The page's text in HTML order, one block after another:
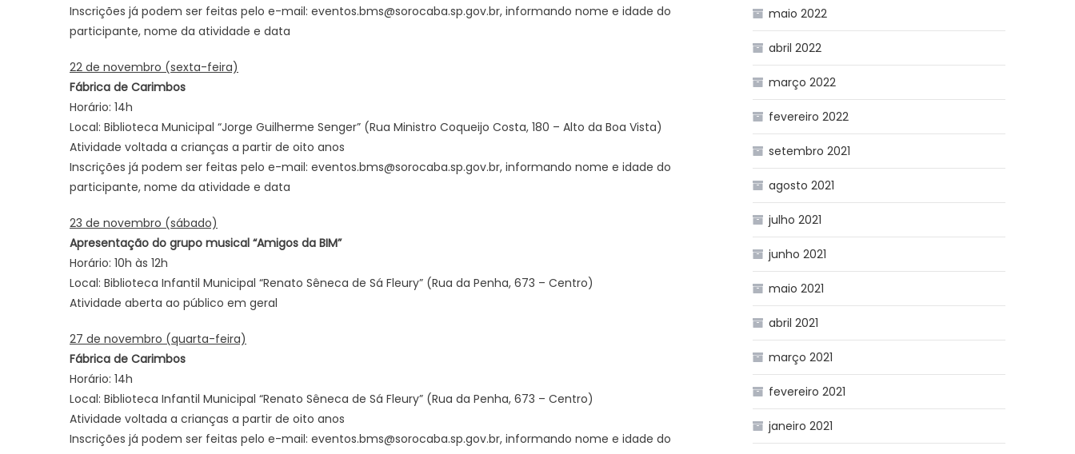
Inscrições já podem ser feitas pelo e-mail: eventos.bms@sorocaba.sp.gov.br, informando nome e idade do
participante, nome da atividade e data
22 de novembro (sexta-feira)
Fábrica de Carimbos
Horário: 14h
Local: Biblioteca Municipal “Jorge Guilherme Senger” (Rua Ministro Coqueijo Costa, 180 – Alto da Boa Vista)
Atividade voltada a crianças a partir de oito anos
Inscrições já podem ser feitas pelo e-mail: eventos.bms@sorocaba.sp.gov.br, informando nome e idade do
participante, nome da atividade e data
23 de novembro (sábado)
Apresentação do grupo musical “Amigos da BIM”
Horário: 10h às 12h
Local: Biblioteca Infantil Municipal “Renato Sêneca de Sá Fleury” (Rua da Penha, 673 – Centro)
Atividade aberta ao público em geral
27 de novembro (quarta-feira)
Fábrica de Carimbos
Horário: 14h
Local: Biblioteca Infantil Municipal “Renato Sêneca de Sá Fleury” (Rua da Penha, 673 – Centro)
Atividade voltada a crianças a partir de oito anos
Inscrições já podem ser feitas pelo e-mail: eventos.bms@sorocaba.sp.gov.br, informando nome e idade do
maio 2022
abril 2022
março 2022
fevereiro 2022
setembro 2021
agosto 2021
julho 2021
junho 2021
maio 2021
abril 2021
março 2021
fevereiro 2021
janeiro 2021